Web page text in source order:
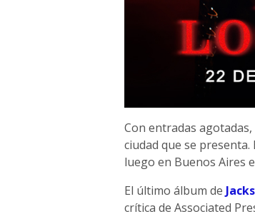
Con entradas agotadas,
ciudad que se
luego en Buenos Aires
El último álbum de
crítica de Associated